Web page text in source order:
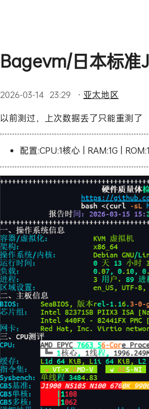
Bagevm/日本标准
2026-03-14 23:29 · 亚太地区
以前测过，上次数据丢了只能重测了
配置:CPU:1核心 | RAM:1G |